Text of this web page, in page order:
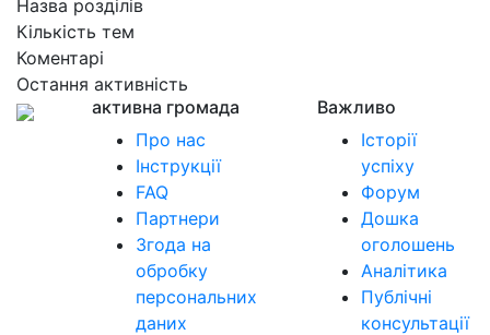
Назва розділів
Кількість тем
Коментарі
Остання активність
активна громада
Про нас
Інструкції
FAQ
Партнери
Згода на
обробку
персональних
даних
Важливо
Історії
успіху
Форум
Дошка
оголошень
Аналітика
Публічні
консультації